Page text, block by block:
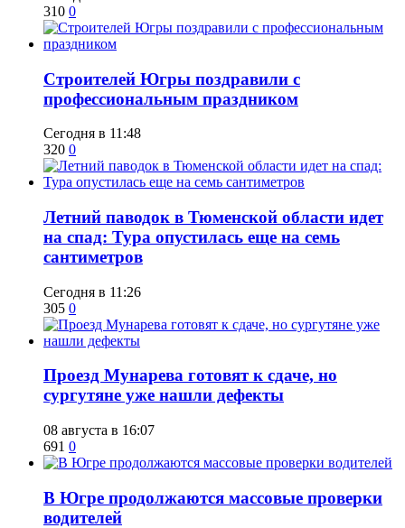
310 0
​Строителей Югры поздравили с
профессиональным праздником
Сегодня в 11:48
320 0
​Летний паводок в Тюменской области идет
на спад: Тура опустилась еще на семь
сантиметров
Сегодня в 11:26
305 0
​Проезд Мунарева готовят к сдаче, но
сургутяне уже нашли дефекты
08 августа в 16:07
691 0
​В Югре продолжаются массовые проверки
водителей